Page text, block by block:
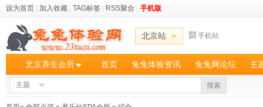
设为首页 加入收藏 TAG标签 RSS聚合 手机版
北京站 手机站
北京养生会所 首页 兔兔体验资讯 兔兔网论坛 主
主题 搜索